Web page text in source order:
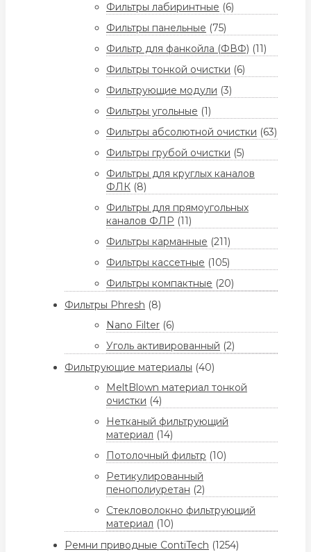
Фильтры лабиринтные (6)
Фильтры панельные (75)
Фильтр для фанкойла (ФВФ) (11)
Фильтры тонкой очистки (6)
Фильтрующие модули (3)
Фильтры угольные (1)
Фильтры абсолютной очистки (63)
Фильтры грубой очистки (5)
Фильтры для круглых каналов
ФЛК (8)
Фильтры для прямоугольных
каналов ФЛР (11)
Фильтры карманные (211)
Фильтры кассетные (105)
Фильтры компактные (20)
Фильтры Phresh (8)
Nano Filter (6)
Уголь активированный (2)
Фильтрующие материалы (40)
MeltBlown материал тонкой
очистки (4)
Нетканый фильтрующий
материал (14)
Потолочный фильтр (10)
Ретикулированный
пенополиуретан (2)
Стекловолокно фильтрующий
материал (10)
Ремни приводные ContiTech (1254)